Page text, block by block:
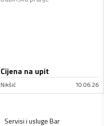
Cijena na upit
Nikšić 10.06.26
Servisi i uslugeBar